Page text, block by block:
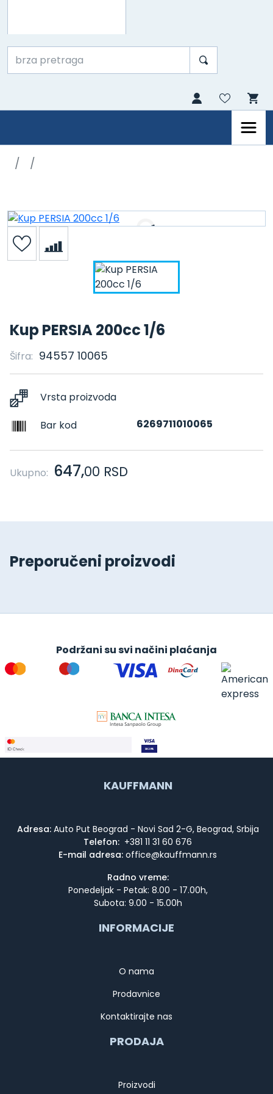
Kup PERSIA 200cc 1/6
Šifra: 94557 10065
Vrsta proizvoda
Bar kod
6269711010065
Ukupno: 647,00 RSD
Preporučeni proizvodi
Podržani su svi načini plaćanja
KAUFFMANN
Adresa:Auto Put Beograd - Novi Sad 2-G, Beograd, Srbija
Telefon: +381 11 31 60 676
E-mail adresa:
Radno vreme:
Ponedeljak - Petak: 8.00 - 17.00h,
Subota: 9.00 - 15.00h
INFORMACIJE
O nama
Prodavnice
Kontaktirajte nas
PRODAJA
Proizvodi